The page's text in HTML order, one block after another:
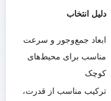
دلیل انتخاب
ابعاد جمع‌وجور و سرعت
مناسب برای محیط‌های
کوچک
ترکیب مناسب از قدرت،